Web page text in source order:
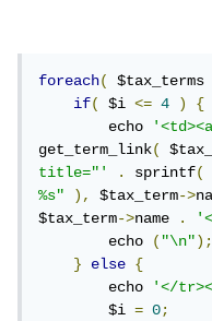
foreach(
if( $i <= 4 )
{
        echo
get_term_link(
title="'
. sprintf(
%s"
), $tax_term->
$tax_term->name .
        echo
("\n");
}
else
{
        echo
'</
        $i
= 0;